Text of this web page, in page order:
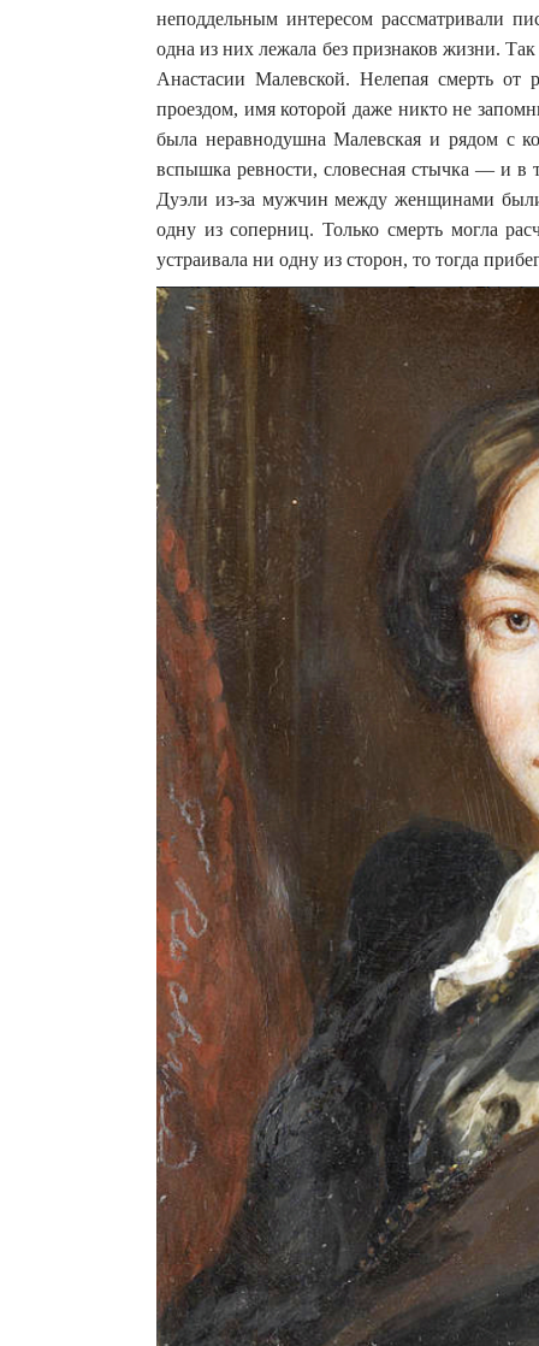
неподдельным интересом рассматривали
одна из них лежала без признаков жизни.
Анастасии Малевской. Нелепая смерть
проездом, имя которой даже никто не
была неравнодушна Малевская и рядом с
вспышка ревности, словесная стычка — и в
Дуэли из-за мужчин между женщинами
одну из соперниц. Только смерть могла
устраивала ни одну из сторон, то тогда